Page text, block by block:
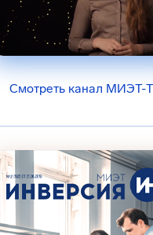
Смотреть канал МИЭТ-